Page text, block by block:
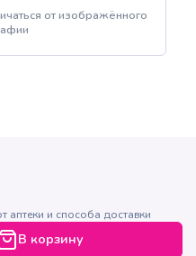
от изображённого
аптеки и способа доставки
В корзину